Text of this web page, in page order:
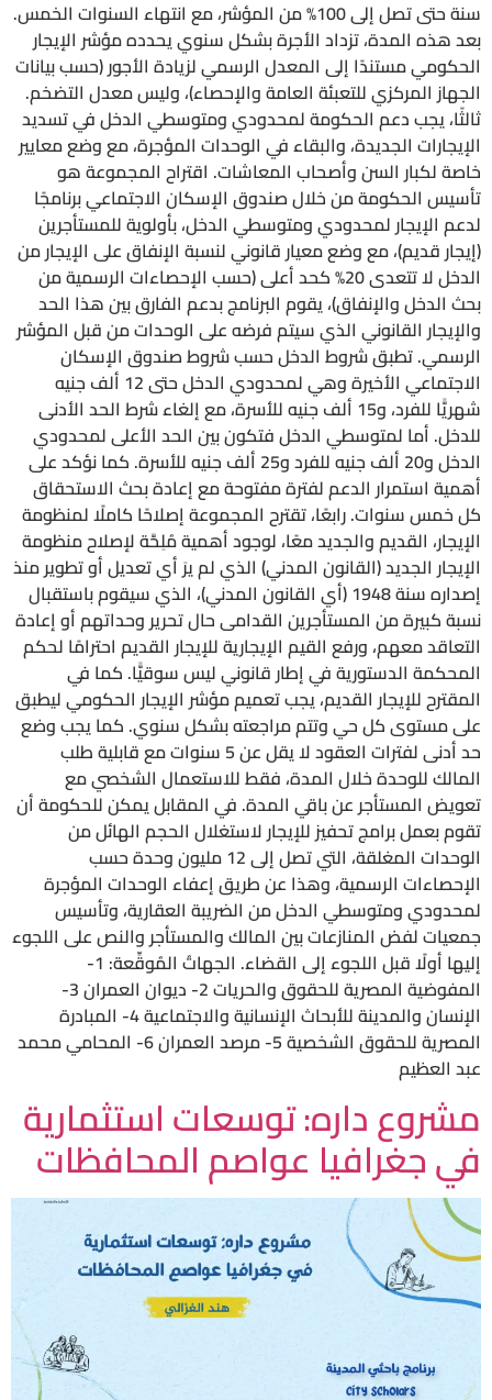
سنة حتى تصل إلى 100% من المؤشر، مع انتهاء السنوات الخمس.
بعد هذه المدة، تزداد الأجرة بشكل سنوي يحدده مؤشر الإيجار
الحكومي مستندًا إلى المعدل الرسمي لزيادة الأجور (حسب بيانات
الجهاز المركزي للتعبئة العامة والإحصاء)، وليس معدل التضخم.
ثالثًا، يجب دعم الحكومة لمحدودي ومتوسطي الدخل في تسديد
الإيجارات الجديدة، والبقاء في الوحدات المؤجرة، مع وضع معايير
خاصة لكبار السن وأصحاب المعاشات. اقتراح المجموعة هو
تأسيس الحكومة من خلال صندوق الإسكان الاجتماعي برنامجًا
لدعم الإيجار لمحدودي ومتوسطي الدخل، بأولوية للمستأجرين
(إيجار قديم)، مع وضع معيار قانوني لنسبة الإنفاق على الإيجار من
الدخل لا تتعدى 20% كحد أعلى (حسب الإحصاءات الرسمية من
بحث الدخل والإنفاق)، يقوم البرنامج بدعم الفارق بين هذا الحد
والإيجار القانوني الذي سيتم فرضه على الوحدات من قبل المؤشر
الرسمي. تطبق شروط الدخل حسب شروط صندوق الإسكان
الاجتماعي الأخيرة وهي لمحدودي الدخل حتى 12 ألف جنيه
شهريًّا للفرد، و15 ألف جنيه للأسرة، مع إلغاء شرط الحد الأدنى
للدخل. أما لمتوسطي الدخل فتكون بين الحد الأعلى لمحدودي
الدخل و20 ألف جنيه للفرد و25 ألف جنيه للأسرة. كما نؤكد على
أهمية استمرار الدعم لفترة مفتوحة مع إعادة بحث الاستحقاق
كل خمس سنوات. رابعًا، تقترح المجموعة إصلاحًا كاملًا لمنظومة
الإيجار، القديم والجديد معًا، لوجود أهمية مُلِحَّة لإصلاح منظومة
الإيجار الجديد (القانون المدني) الذي لم يرَ أي تعديل أو تطوير منذ
إصداره سنة 1948 (أي القانون المدني)، الذي سيقوم باستقبال
نسبة كبيرة من المستأجرين القدامى حال تحرير وحداتهم أو إعادة
التعاقد معهم، ورفع القيم الإيجارية للإيجار القديم احترامًا لحكم
المحكمة الدستورية في إطار قانوني ليس سوقيًّا. كما في
المقترح للإيجار القديم، يجب تعميم مؤشر الإيجار الحكومي ليطبق
على مستوى كل حي وتتم مراجعته بشكل سنوي. كما يجب وضع
حد أدنى لفترات العقود لا يقل عن 5 سنوات مع قابلية طلب
المالك للوحدة خلال المدة، فقط للاستعمال الشخصي مع
تعويض المستأجر عن باقي المدة. في المقابل يمكن للحكومة أن
تقوم بعمل برامج تحفيز للإيجار لاستغلال الحجم الهائل من
الوحدات المغلقة، التي تصل إلى 12 مليون وحدة حسب
الإحصاءات الرسمية، وهذا عن طريق إعفاء الوحدات المؤجرة
لمحدودي ومتوسطي الدخل من الضريبة العقارية، وتأسيس
جمعيات لفض المنازعات بين المالك والمستأجر والنص على اللجوء
إليها أولًا قبل اللجوء إلى القضاء. الجهاتُ المُوقِّعة: 1-
المفوضية المصرية للحقوق والحريات 2- ديوان العمران 3-
الإنسان والمدينة للأبحاث الإنسانية والاجتماعية 4- المبادرة
المصرية للحقوق الشخصية 5- مرصد العمران 6- المحامي محمد
عبد العظيم
مشروع داره: توسعات استثمارية
في جغرافيا عواصم المحافظات